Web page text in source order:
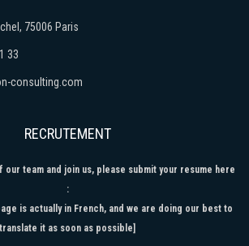
75006 Paris
33
consulting.com
RECRUTEMENT
our team and join us, please submit your resume here
:
is actually in French, and we are doing our best to
translate it as soon as possible]